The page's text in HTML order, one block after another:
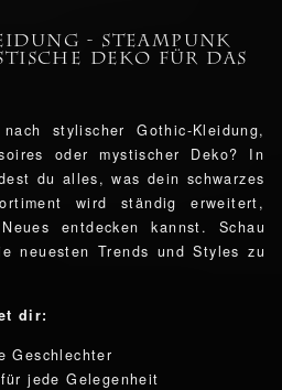
- Steampunk
Deko für das
stylischer Gothic-Kleidung,
oder mystischer Deko? In
du alles, was dein schwarzes
wird ständig erweitert,
entdecken kannst. Schau
neuesten Trends und Styles zu
dir:
Geschlechter
jede Gelegenheit